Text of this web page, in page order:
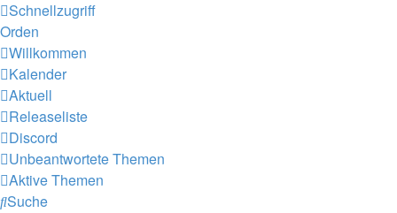
Schnellzugriff
Orden
Willkommen
Kalender
Aktuell
Releaseliste
Discord
Unbeantwortete Themen
Aktive Themen
Suche